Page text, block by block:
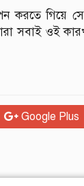
গিয়ে
সবাই ওই
Google Plus